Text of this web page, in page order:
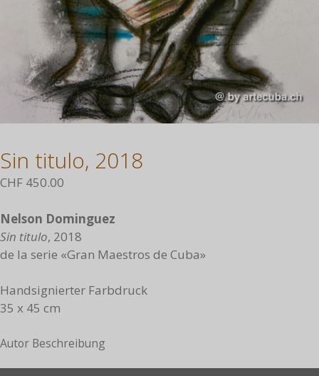
Sin titulo, 2018
CHF 450.00
Nelson Dominguez
Sin titulo, 2018
de la serie «Gran Maestros de Cuba»
Handsignierter Farbdruck
35 x 45 cm
Autor Beschreibung